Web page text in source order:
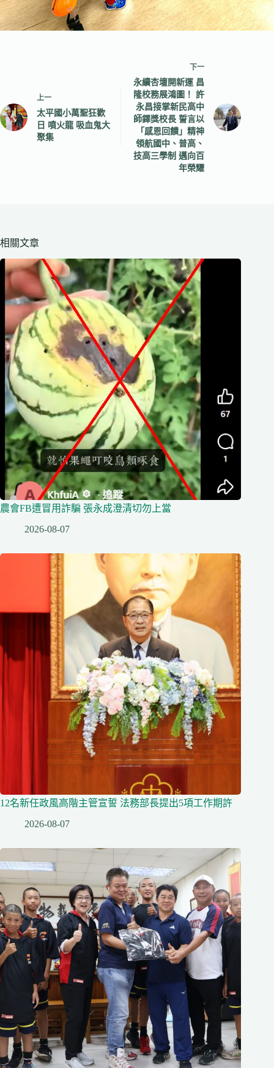
上一
太平國小萬聖狂歡
日 噴火龍 吸血鬼大
聚集
下一
永續杏壇開新運 昌
隆校務展鴻圖！ 許
永昌接掌新民高中
師鐸獎校長 誓言以
「感恩回饋」精神
領航國中、普高、
技高三學制 邁向百
年榮耀
相關文章
農會FB遭冒用詐騙 張永成澄清切勿上當
2026-08-07
12名新任政風高階主管宣誓 法務部長提出5項工作期許
2026-08-07